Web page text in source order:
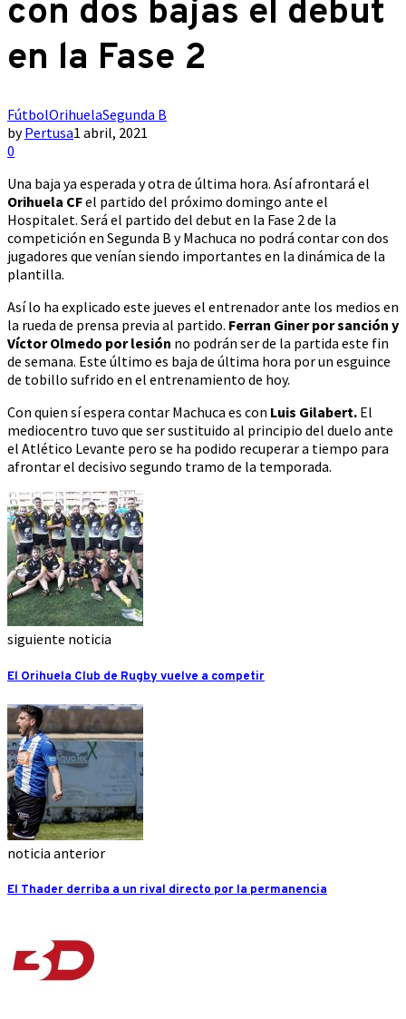
con dos bajas el debut
en la Fase 2
FútbolOrihuelaSegunda B
byPertusa1 abril, 2021
0
Una baja ya esperada y otra de última hora. Así afrontará el
Orihuela CFel partido del próximo domingo ante el
Hospitalet. Será el partido del debut en la Fase 2 de la
competición en Segunda B y Machuca no podrá contar con dos
jugadores que venían siendo importantes en la dinámica de la
plantilla.
Así lo ha explicado este jueves el entrenador ante los medios en
la rueda de prensa previa al partido. Ferran Giner por sanción y
Víctor Olmedo por lesión no podrán ser de la partida este fin
de semana. Este último es baja de última hora por un esguince
de tobillo sufrido en el entrenamiento de hoy.
Con quien sí espera contar Machuca es con Luis Gilabert. El
mediocentro tuvo que ser sustituido al principio del duelo ante
el Atlético Levante pero se ha podido recuperar a tiempo para
afrontar el decisivo segundo tramo de la temporada.
siguiente noticia
El Orihuela Club de Rugby vuelve a competir
noticia anterior
El Thader derriba a un rival directo por la permanencia